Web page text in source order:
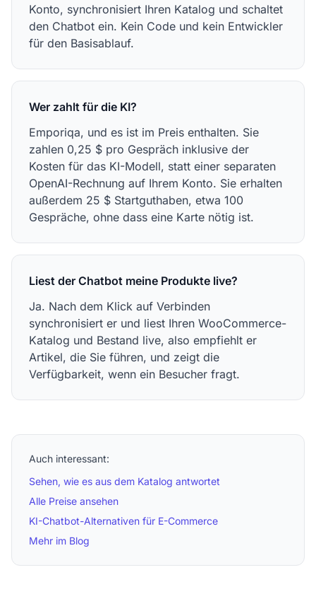
Konto, synchronisiert Ihren Katalog und schaltet
den Chatbot ein. Kein Code und kein Entwickler
für den Basisablauf.
Wer zahlt für die KI?
Emporiqa, und es ist im Preis enthalten. Sie
zahlen 0,25 $ pro Gespräch inklusive der
Kosten für das KI-Modell, statt einer separaten
OpenAI-Rechnung auf Ihrem Konto. Sie erhalten
außerdem 25 $ Startguthaben, etwa 100
Gespräche, ohne dass eine Karte nötig ist.
Liest der Chatbot meine Produkte live?
Ja. Nach dem Klick auf Verbinden
synchronisiert er und liest Ihren WooCommerce-
Katalog und Bestand live, also empfiehlt er
Artikel, die Sie führen, und zeigt die
Verfügbarkeit, wenn ein Besucher fragt.
Auch interessant:
Sehen, wie es aus dem Katalog antwortet
Alle Preise ansehen
KI-Chatbot-Alternativen für E-Commerce
Mehr im Blog